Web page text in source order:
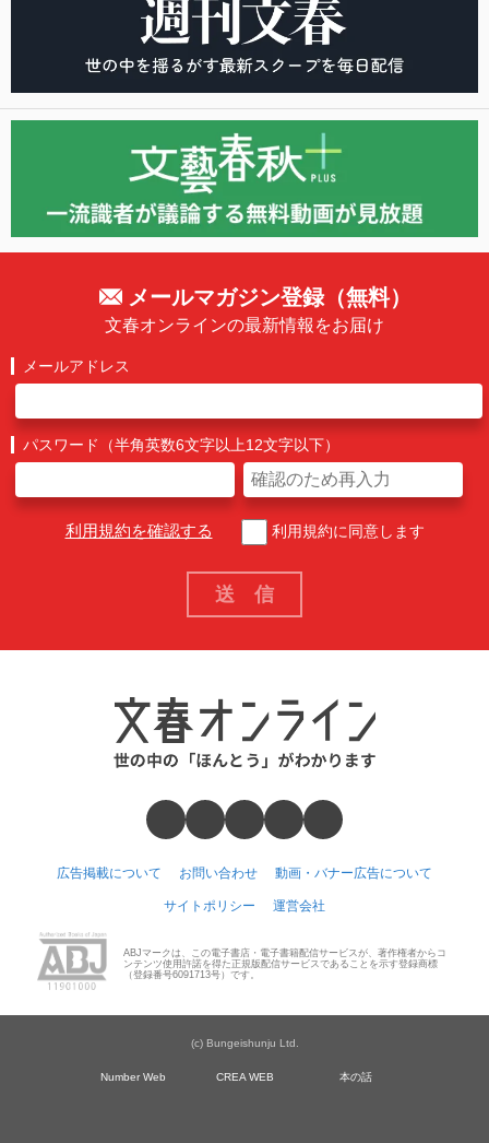
メールマガジン登録（無料）
文春オンラインの最新情報をお届け
メールアドレス
パスワード（半角英数6文字以上12文字以下）
利用規約を確認する 利用規約に同意します
広告掲載について お問い合わせ 動画・バナー広告について
サイトポリシー 運営会社
ABJマークは、この電子書店・電子書籍配信サービスが、著作権者からコ
ンテンツ使用許諾を得た正規版配信サービスであることを示す登録商標
（登録番号6091713号）です。
(c) Bungeishunju Ltd.
Number Web CREA WEB 本の話